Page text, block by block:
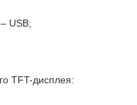
USB;
TFT-дисплея: